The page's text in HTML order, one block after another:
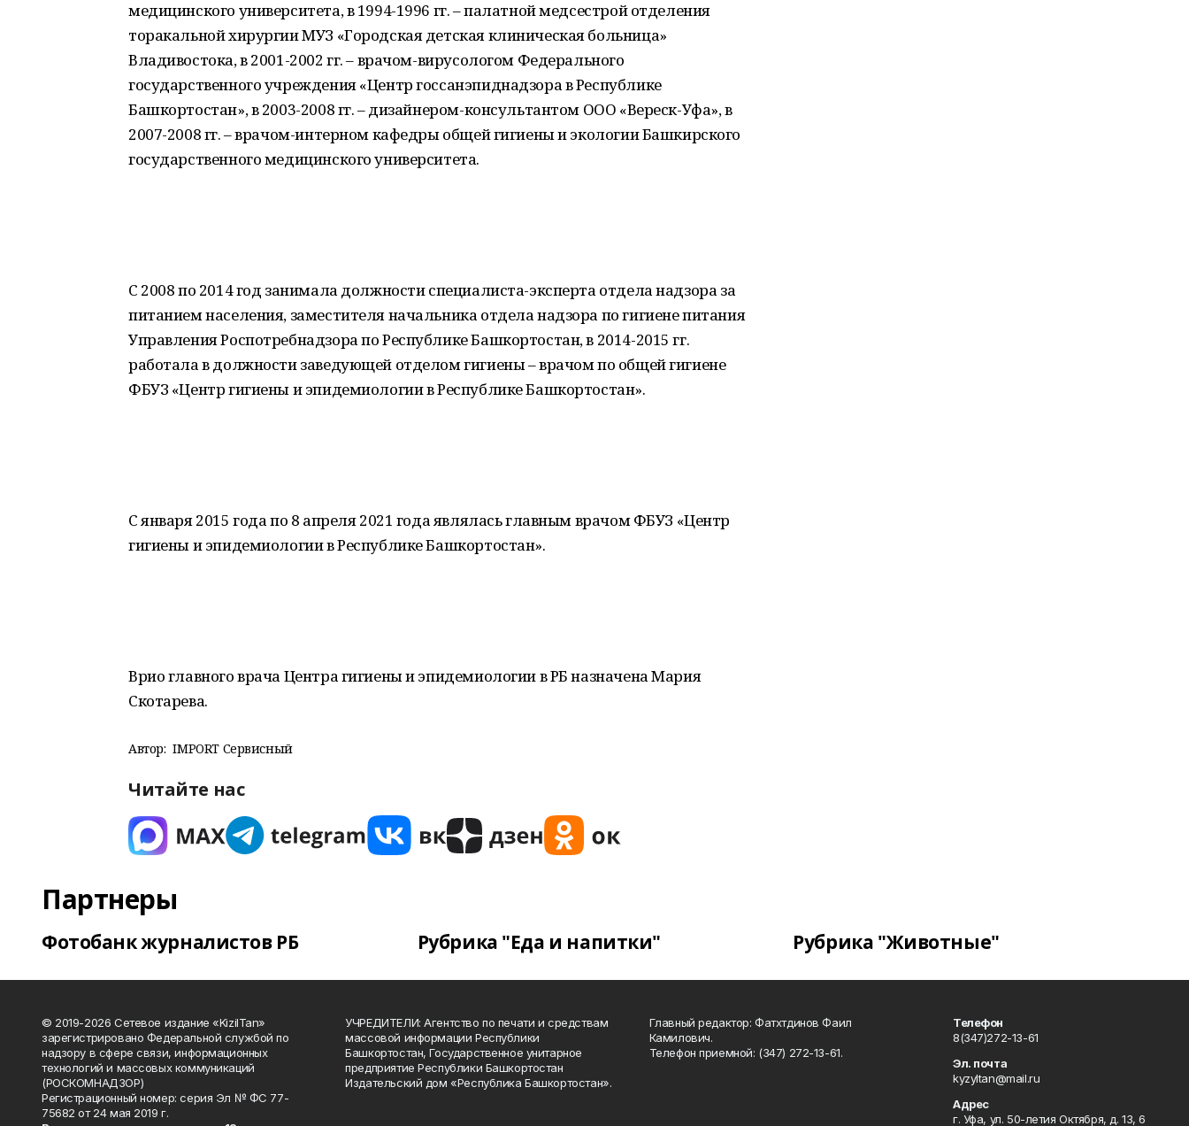
медицинского университета, в 1994-1996 гг. – палатной медсестрой отделения
торакальной хирургии МУЗ «Городская детская клиническая больница»
Владивостока, в 2001-2002 гг. – врачом-вирусологом Федерального
государственного учреждения «Центр госсанэпиднадзора в Республике
Башкортостан», в 2003-2008 гг. – дизайнером-консультантом ООО «Вереск-Уфа», в
2007-2008 гг. – врачом-интерном кафедры общей гигиены и экологии Башкирского
государственного медицинского университета.
С 2008 по 2014 год занимала должности специалиста-эксперта отдела надзора за
питанием населения, заместителя начальника отдела надзора по гигиене питания
Управления Роспотребнадзора по Республике Башкортостан, в 2014-2015 гг.
работала в должности заведующей отделом гигиены – врачом по общей гигиене
ФБУЗ «Центр гигиены и эпидемиологии в Республике Башкортостан».
С января 2015 года по 8 апреля 2021 года являлась главным врачом ФБУЗ «Центр
гигиены и эпидемиологии в Республике Башкортостан».
Врио главного врача Центра гигиены и эпидемиологии в РБ назначена Мария
Скотарева.
Автор: IMPORT Сервисный
Читайте нас
Партнеры
Фотобанк журналистов РБ Рубрика "Еда и напитки" Рубрика "Животные"
© 2019-2026 Сетевое издание «KizilTan»
зарегистрировано Федеральной службой по
надзору в сфере связи, информационных
технологий и массовых коммуникаций
(РОСКОМНАДЗОР)
Регистрационный номер: серия Эл № ФС 77-
75682 от 24 мая 2019 г.
УЧРЕДИТЕЛИ: Агентство по печати и средствам
массовой информации Республики
Башкортостан, Государственное унитарное
предприятие Республики Башкортостан
Издательский дом «Республика Башкортостан».
Главный редактор: Фатхтдинов Фаил
Камилович.
Телефон приемной: (347) 272-13-61.
Телефон
8(347)272-13-61
Эл. почта
kyzyltan@mail.ru
Адрес
г. Уфа, ул. 50-летия Октября, д. 13, 6